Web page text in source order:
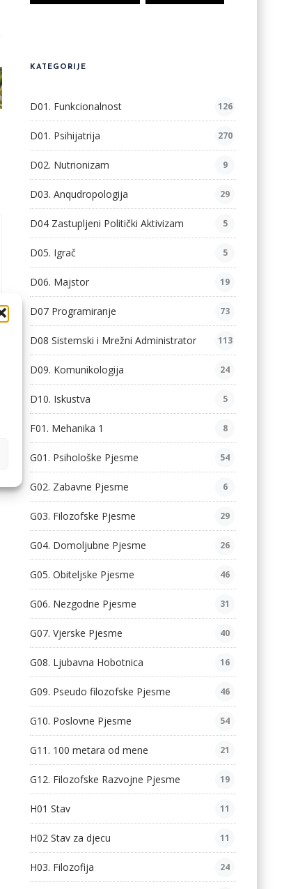
KATEGORIJE
D01. Funkcionalnost 126
D01. Psihijatrija 270
D02. Nutrionizam 9
D03. Anqudropologija 29
D04 Zastupljeni Politički Aktivizam 5
D05. Igrač 5
D06. Majstor 19
D07 Programiranje 73
D08 Sistemski i Mrežni Administrator 113
D09. Komunikologija 24
D10. Iskustva 5
F01. Mehanika 1 8
G01. Psihološke Pjesme 54
G02. Zabavne Pjesme 6
G03. Filozofske Pjesme 29
G04. Domoljubne Pjesme 26
G05. Obiteljske Pjesme 46
G06. Nezgodne Pjesme 31
G07. Vjerske Pjesme 40
G08. Ljubavna Hobotnica 16
G09. Pseudo filozofske Pjesme 46
G10. Poslovne Pjesme 54
G11. 100 metara od mene 21
G12. Filozofske Razvojne Pjesme 19
H01 Stav 11
H02 Stav za djecu 11
H03. Filozofija 24